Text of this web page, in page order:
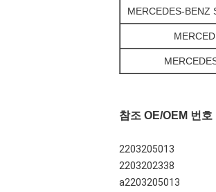
MERCEDES-BENZ
참조 OE/OEM 번호
2203205013
2203202338
a2203205013